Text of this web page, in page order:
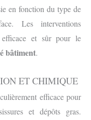
en fonction du type de
Les interventions
efficace et sûr pour le
bâtiment.
ET CHIMIQUE
efficace pour
et dépôts gras.